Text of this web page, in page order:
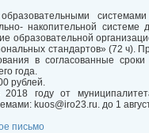
накопительной системе
образовательной
стандартов» (72 ч).
в согласованные
года.
рублей.
году от
kuos@iro23.ru. до 1
письмо